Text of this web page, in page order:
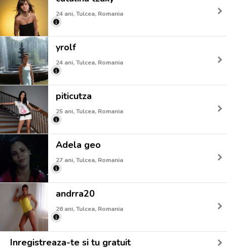
24 ani, Tulcea, Romania
yrolf
24 ani, Tulcea, Romania
piticutza
25 ani, Tulcea, Romania
Adela geo
27 ani, Tulcea, Romania
andrra20
26 ani, Tulcea, Romania
Inregistreaza-te si tu gratuit